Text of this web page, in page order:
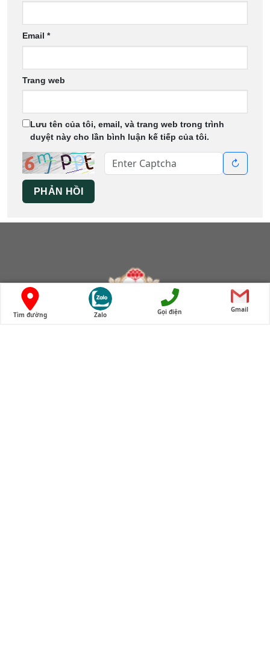
Email *
Trang web
Lưu tên của tôi, email, và trang web trong trình
duyệt này cho lần bình luận kế tiếp của tôi.
↻
PHẢN HỒI
Tìm đường Zalo Gọi điện Gmail